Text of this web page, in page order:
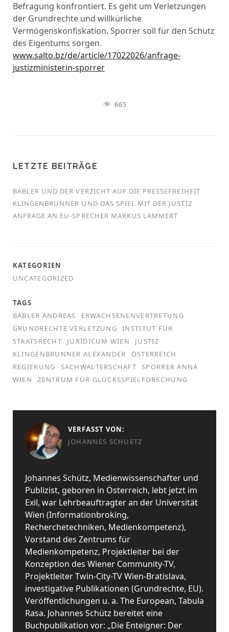
Befragung konfrontiert. Es geht um Verletzungen
der Grundrechte und willkürliche
Vermögenskonfiskation. Sporrer soll für den Schutz
des Eigentums sorgen.
www.salto.bz/de/article/17022026/anfrage-
justizministerin-sporrer
665
LETZTE BEITRÄGE
BABLER UND DER VERZICHT AUF DIE PRESSEFREIHEIT
KLINGENBRUNNER UND DAS SPIEL MIT DER JUSTIZ
ANFRAGE AN EU-SPRECHER MARKUS LAMMERT
KATEGORIEN
UNCATEGORIZED
TAGS
BABLER ANDREAS
ERWACHSENENVERTRETUNG
GRUNDRECHTE VERLETZUNG
INSTITUT FÜR
STAATSRECHT
JURIDICUM WIEN
JUSTIZ
KLINGENBRUNNER ALEXANDER
ÖSTERREICH
REGIERUNG
SACHWALTERSCHAFT
SPORRER ANNA
WIEN
ZENTRUM FÜR GLÜCKSSPIELFORSCHUNG
VERFASST VON:
JOHANNES SCHUETZ
Johannes Schütz, Medienwissenschafter und
Publizist, geboren in Österreich, lebt jetzt im
Exil, war Lehrbeauftragter an der Universität
Wien (Informationbroking,
Recherchetechniken, Medienkompetenz),
Vorstand des Zentrums für
Medienkompetenz, Projektleiter bei der
Konzeption des Wiener Community-TV,
Projektleiter Twin-City-TV Wien-Bratislava,
investigative Publikationen (Grundrechte, EU).
Veröffentlichungen u. a. The European, Tabula
Rasa. Johannes Schütz bereitet eine
Buchpublikation vor: „Die Enteigner: Der